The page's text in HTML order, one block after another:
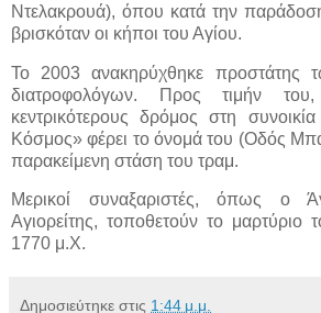
Ντελακρουά), όπου κατά την
βρισκόταν οι κήποι του Αγίου.
Το 2003 ανακηρύχθηκε προστάτης
διατροφολόγων. Προς τιμήν
κεντρικότερους δρόμος στη
Κόσμος» φέρει το όνομά του (Οδός
παρακείμενη στάση του τραμ.
Μερικοί συναξαριστές, όπως ο
Αγιορείτης, τοποθετούν το μαρτύριο
1770 μ.Χ.
Δημοσιεύτηκε στις 1:44 μ.μ.